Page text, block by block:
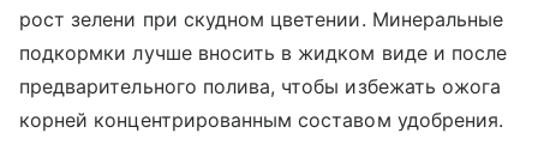
рост зелени при скудном цветении. Минеральные
подкормки лучше вносить в жидком виде и после
предварительного полива, чтобы избежать ожога
корней концентрированным составом удобрения.